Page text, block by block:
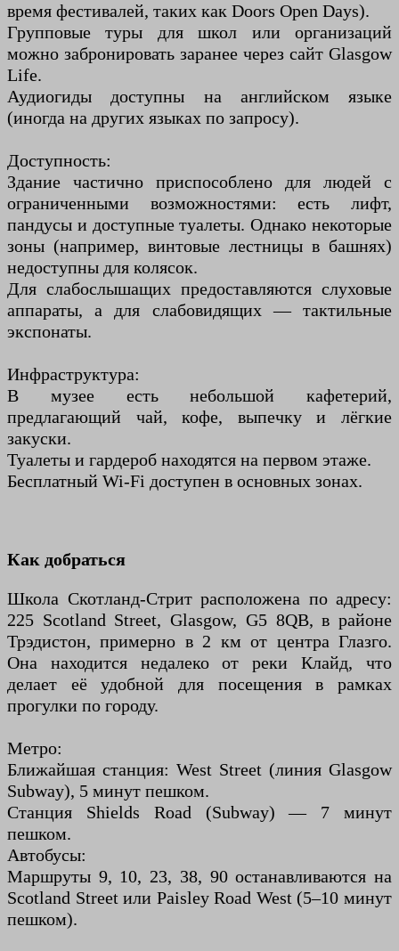
время фестивалей, таких как Doors Open Days).
Групповые туры для школ или организаций
можно забронировать заранее через сайт Glasgow
Life.
Аудиогиды доступны на английском языке
(иногда на других языках по запросу).
Доступность:
Здание частично приспособлено для людей с
ограниченными возможностями: есть лифт,
пандусы и доступные туалеты. Однако некоторые
зоны (например, винтовые лестницы в башнях)
недоступны для колясок.
Для слабослышащих предоставляются слуховые
аппараты, а для слабовидящих — тактильные
экспонаты.
Инфраструктура:
В музее есть небольшой кафетерий,
предлагающий чай, кофе, выпечку и лёгкие
закуски.
Туалеты и гардероб находятся на первом этаже.
Бесплатный Wi-Fi доступен в основных зонах.
Как добраться
Школа Скотланд-Стрит расположена по адресу:
225 Scotland Street, Glasgow, G5 8QB, в районе
Трэдистон, примерно в 2 км от центра Глазго.
Она находится недалеко от реки Клайд, что
делает её удобной для посещения в рамках
прогулки по городу.
Метро:
Ближайшая станция: West Street (линия Glasgow
Subway), 5 минут пешком.
Станция Shields Road (Subway) — 7 минут
пешком.
Автобусы:
Маршруты 9, 10, 23, 38, 90 останавливаются на
Scotland Street или Paisley Road West (5–10 минут
пешком).